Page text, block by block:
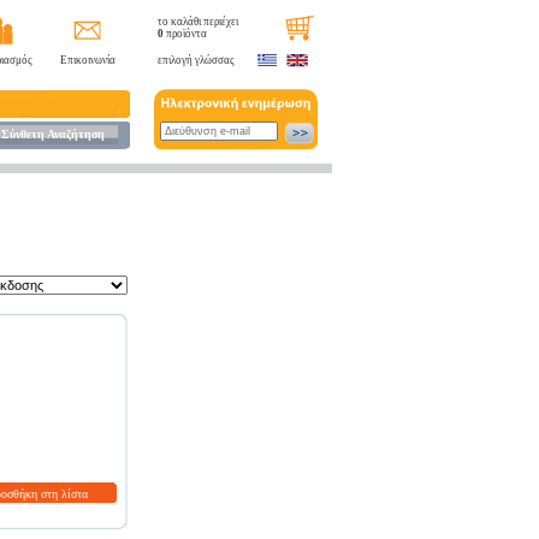
Επικοινωνία
Σύνθετη Αναζήτηση
το καλάθι περιέχει
0 προϊόντα
επιλογή γλώσσας
στη λίστα